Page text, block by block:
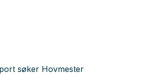
søker Hovmester